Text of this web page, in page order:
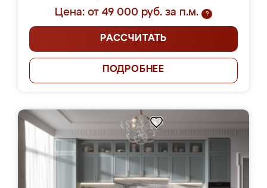
Цена: от 49 000 руб. за п.м.
?
РАССЧИТАТЬ
ПОДРОБНЕЕ